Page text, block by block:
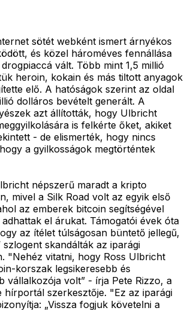
sötét webként ismert árnyékos
és közel hároméves fennállása
vált. Több mint 1,5 millió
heroin, kokain és más tiltott anyagok
elő. A hatóságok szerint az oldal
dolláros bevételt generált. A
azt állították, hogy Ulbricht
is felkérte őket, akiket
- de elismerték, hogy nincs
a gyilkosságok megtörténtek
népszerű maradt a kripto
mivel a Silk Road volt az egyik első
az emberek bitcoin segítségével
el árukat. Támogatói évek óta
az ítélet túlságosan büntető jellegű,
szlogent skandálták az iparági
"Nehéz vitatni, hogy Ross Ulbricht
korszak legsikeresebb és
vállalkozója volt” - írja Pete Rizzo, a
hírportál szerkesztője. "Ez az iparági
„Vissza fogjuk követelni a